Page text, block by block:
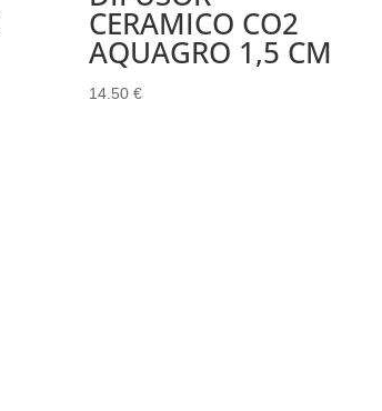
CERAMICO CO2
AQUAGRO 1,5 CM
14.50 €